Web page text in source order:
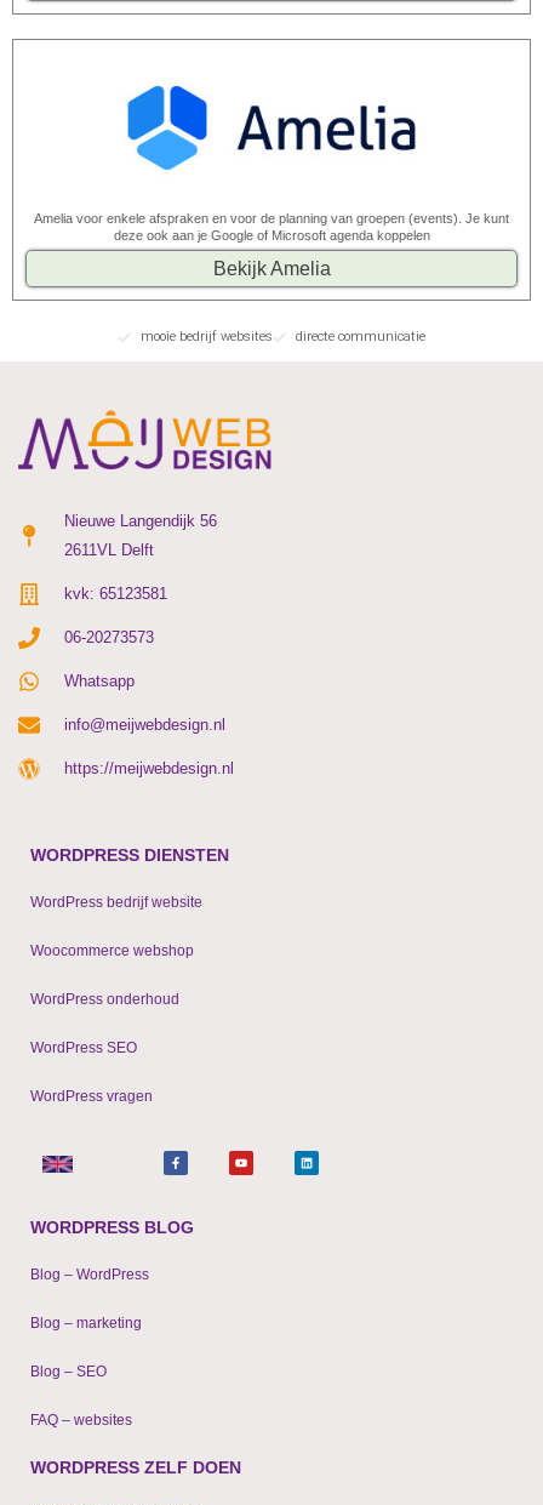
Amelia voor enkele afspraken en voor de planning van groepen (events). Je kunt
deze ook aan je Google of Microsoft agenda koppelen
Bekijk Amelia
mooie bedrijf websites directe communicatie
Nieuwe Langendijk 56
2611VL Delft
kvk: 65123581
06-20273573
Whatsapp
info@meijwebdesign.nl
https://meijwebdesign.nl
WORDPRESS DIENSTEN
WordPress bedrijf website
Woocommerce webshop
WordPress onderhoud
WordPress SEO
WordPress vragen
F
a
c
o
k
Y
o
u
L
i
n
WORDPRESS BLOG
Blog – WordPress
Blog – marketing
Blog – SEO
FAQ – websites
WORDPRESS ZELF DOEN